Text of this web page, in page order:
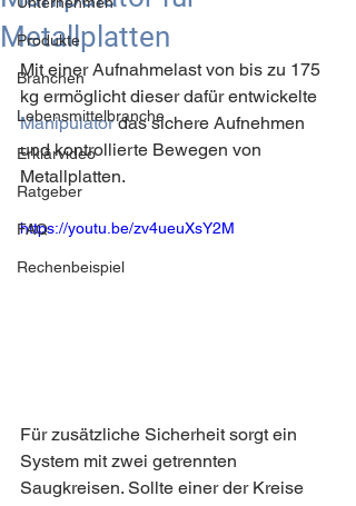
Produkte
Branchen
Lebensmittelbranche
Erklärvideo
Ratgeber
FAQ
Rechenbeispiel
Metallplatten
Mit einer Aufnahmelast von bis zu 175
kg ermöglicht dieser dafür entwickelte
Manipulator das sichere Aufnehmen
und kontrollierte Bewegen von
Metallplatten.
https://youtu.be/zv4ueuXsY2M
Für zusätzliche Sicherheit sorgt ein
System mit zwei getrennten
Saugkreisen. Sollte einer der Kreise